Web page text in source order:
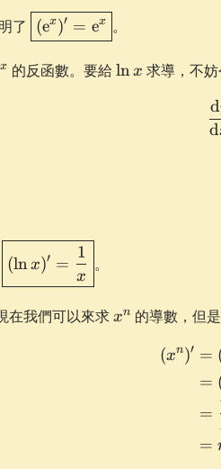
了 \boxed{(\e^x)'
= \e^x}
(ex)′ = ex 。
x 的反函數。要給\ln
lnx 求導，不
d
d
\boxed{(\ln
x)' =
\frac{1}
{x}}
(lnx)′ =
x
1
。
在我們可以來求 x^n
xn 的導數，但
(xn)′ =
=
=
=